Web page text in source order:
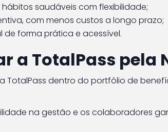
saudáveis com flexibilidade;
com menos custos a longo prazo;
forma prática e acessível.
a TotalPass pela
TotalPass dentro do portfólio de
na gestão e os colaboradores